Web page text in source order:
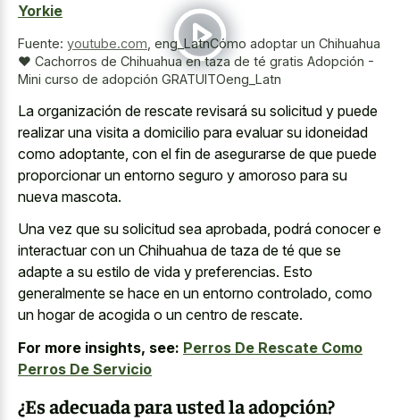
Yorkie
Fuente: youtube.com eng_LatnCómo adoptar un Chihuahua
❤ Cachorros de Chihuahua en taza de té gratis Adopción -
Mini curso de adopción GRATUITOeng_Latn
La organización de rescate revisará su solicitud y puede
realizar una visita a domicilio para evaluar su idoneidad
como adoptante, con el fin de asegurarse de que puede
proporcionar un entorno seguro y amoroso para su
nueva mascota.
Una vez que su solicitud sea aprobada, podrá conocer e
interactuar con un Chihuahua de taza de té que se
adapte a su estilo de vida y preferencias. Esto
generalmente se hace en un entorno controlado, como
un hogar de acogida o un centro de rescate.
For more insights, see: Perros De Rescate Como
Perros De Servicio
¿Es adecuada para usted la adopción?